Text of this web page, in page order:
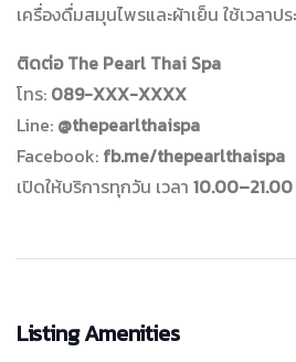
เครื่องดื่มสมุนไพรและผ้าเย็น ใช้เวลาป
ติดต่อ The Pearl Thai Spa
โทร: 089-XXX-XXXX
Line: @thepearlthaispa
Facebook: fb.me/thepearlthaispa
เปิดให้บริการทุกวัน เวลา
Listing Amenities